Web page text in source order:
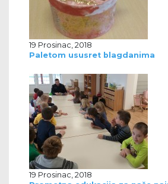
19 Prosinac, 2018
Paletom ususret blagdanima
19 Prosinac, 2018